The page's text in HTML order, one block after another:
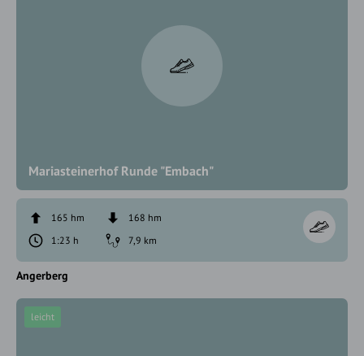
Mariasteinerhof Runde "Embach"
165 hm
168 hm
1:23 h
7,9 km
Angerberg
leicht